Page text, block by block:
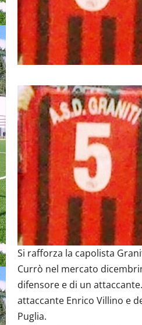
Si rafforza la capolista
Currò nel mercato
difensore e di un
attaccante Enrico Villino e
Puglia.